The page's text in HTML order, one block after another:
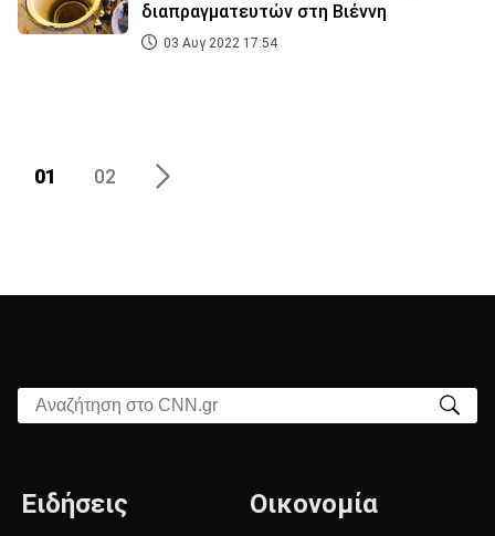
διαπραγματευτών στη Βιέννη
03 Αυγ 2022 17:54
01 02
Αναζήτηση στο CNN.gr
Ειδήσεις Οικονομία